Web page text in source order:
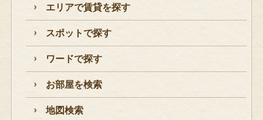
エリアで賃貸を探す
スポットで探す
ワードで探す
お部屋を検索
地図検索